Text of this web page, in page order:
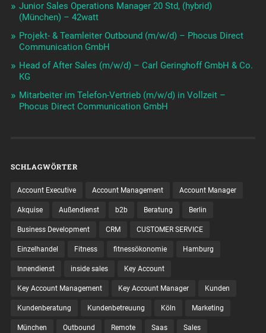
Junior Sales Operations Manager 20 Std, (hybrid)
(München) – 42watt
Projekt- & Teamleiter Outbound (m/w/d) – Phocus Direct
Communication GmbH
Head of After Sales (m/w/d) – Carl Geringhoff GmbH & Co.
KG
Mitarbeiter im Telefon-Vertrieb (m/w/d) in Vollzeit –
Phocus Direct Communication GmbH
SCHLAGWÖRTER
Account Executive Account Management Account Manager
Akquise Außendienst b2b Beratung Berlin
Business Development CRM CUSTOMER SERVICE
Einzelhandel Fitness fitnessökonomie Hamburg
Innendienst inside sales Key Account
Key Account Management Key Account Manager Kunden
Kundenberatung Kundenbetreuung Köln Marketing
München Outbound Remote Saas Sales